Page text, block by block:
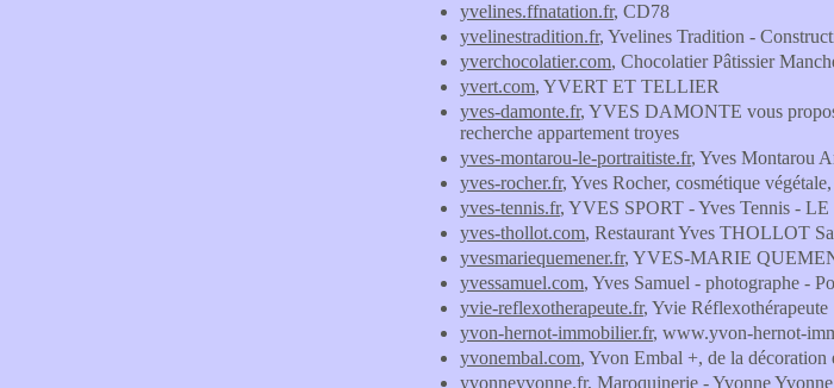
yvelines.ffnatation.fr, CD78
yvelinestradition.fr, Yvelines Tradition -
yverchocolatier.com, Chocolatier Pâtissier
yvert.com, YVERT ET TELLIER
yves-damonte.fr, YVES DAMONTE vous
recherche appartement troyes
yves-montarou-le-portraitiste.fr, Yves Montarou
yves-rocher.fr, Yves Rocher, cosmétique
yves-tennis.fr, YVES SPORT - Yves Tennis -
yves-thollot.com, Restaurant Yves THOLLOT
yvesmariequemener.fr, YVES-MARIE
yvessamuel.com, Yves Samuel - photographe -
yvie-reflexotherapeute.fr, Yvie Réflexothérapeute
yvon-hernot-immobilier.fr, www.yvon-hernot-
yvonembal.com, Yvon Embal +, de la décoration
yvonneyvonne.fr, Maroquinerie - Yvonne Yvonne